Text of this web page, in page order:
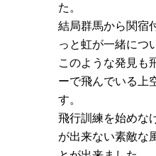
た。
結局群馬から関宿
っと虹が一緒につ
このような発見も
ーで飛んでいる上
す。
飛行訓練を始めな
が出来ない素敵な